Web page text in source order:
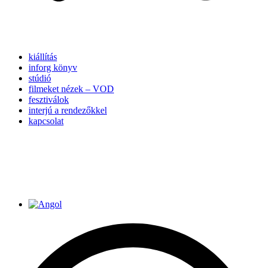
kiállítás
inforg könyv
stúdió
filmeket nézek – VOD
fesztiválok
interjú a rendezőkkel
kapcsolat